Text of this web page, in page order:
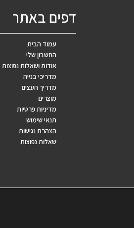
דפים באתר
עמוד הבית
החשבון שלי
אודות ושאלות נפוצות
מדריכי בנייה
מדריך העצים
מוצרים
מדיניות פרטיות
תנאי שימוש
הצהרת נגישות
שאלות נפוצות